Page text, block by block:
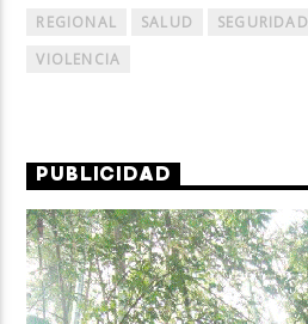
REGIONAL
SALUD SEGURIDAD
VIOLENCIA
PUBLICIDAD